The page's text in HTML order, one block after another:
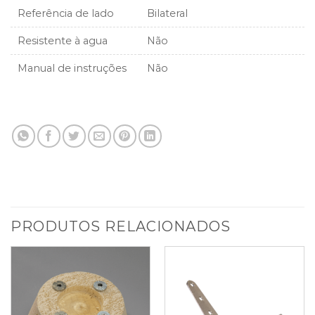
Referência de lado Bilateral
Resistente à agua Não
Manual de instruções Não
PRODUTOS RELACIONADOS